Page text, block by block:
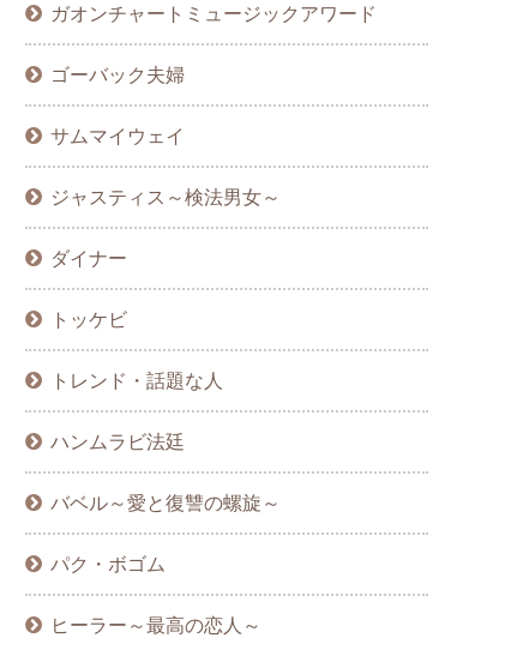
ガオンチャートミュージックアワード
ゴーバック夫婦
サムマイウェイ
ジャスティス～検法男女～
ダイナー
トッケビ
トレンド・話題な人
ハンムラビ法廷
バベル～愛と復讐の螺旋～
パク・ボゴム
ヒーラー～最高の恋人～